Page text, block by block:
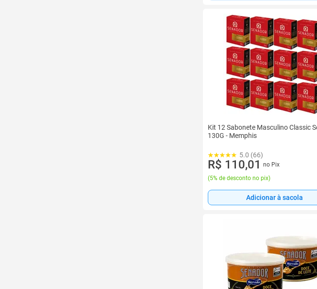
Kit 12 Sabonete Masculino Classic
130G - Memphis
5.0 (66)
R$ 110,01
no Pix
(5% de desconto no pix)
Adicionar à sacola